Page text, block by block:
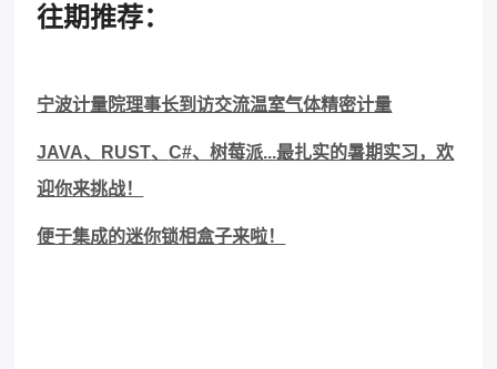
往期推荐：
宁波计量院理事长到访交流温室气体精密计量
JAVA、 RUST、C#、树莓派...最扎实的暑期实习，欢
迎你来挑战！
便于集成的迷你锁相盒子来啦！